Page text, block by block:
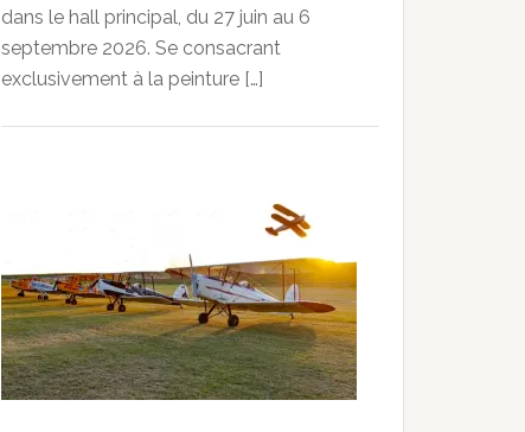
dans le hall principal, du 27 juin au 6
septembre 2026. Se consacrant
exclusivement à la peinture […]